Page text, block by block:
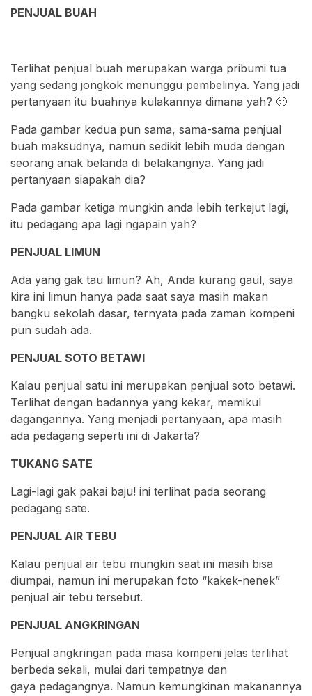
PENJUAL BUAH
Terlihat penjual buah merupakan warga pribumi tua
yang sedang jongkok menunggu pembelinya. Yang jadi
pertanyaan itu buahnya kulakannya dimana yah? 🙂
Pada gambar kedua pun sama, sama-sama penjual
buah maksudnya, namun sedikit lebih muda dengan
seorang anak belanda di belakangnya. Yang jadi
pertanyaan siapakah dia?
Pada gambar ketiga mungkin anda lebih terkejut lagi,
itu pedagang apa lagi ngapain yah?
PENJUAL LIMUN
Ada yang gak tau limun? Ah, Anda kurang gaul, saya
kira ini limun hanya pada saat saya masih makan
bangku sekolah dasar, ternyata pada zaman kompeni
pun sudah ada.
PENJUAL SOTO BETAWI
Kalau penjual satu ini merupakan penjual soto betawi.
Terlihat dengan badannya yang kekar, memikul
dagangannya. Yang menjadi pertanyaan, apa masih
ada pedagang seperti ini di Jakarta?
TUKANG SATE
Lagi-lagi gak pakai baju! ini terlihat pada seorang
pedagang sate.
PENJUAL AIR TEBU
Kalau penjual air tebu mungkin saat ini masih bisa
diumpai, namun ini merupakan foto “kakek-nenek”
penjual air tebu tersebut.
PENJUAL ANGKRINGAN
Penjual angkringan pada masa kompeni jelas terlihat
berbeda sekali, mulai dari tempatnya dan
gaya pedagangnya. Namun kemungkinan makanannya